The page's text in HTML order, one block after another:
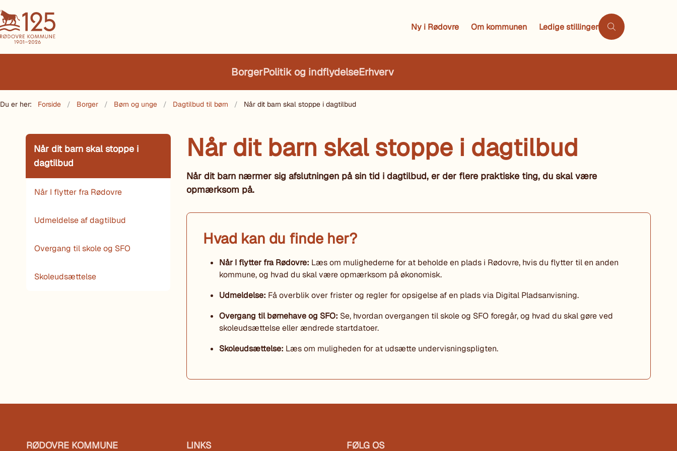
Ny i Rødovre Om kommunen Ledige stillinger
BorgerPolitik og indflydelseErhverv
Du er her: Forside Borger Børn og unge Dagtilbud til børn Når dit barn skal stoppe i dagtilbud
Når dit barn skal stoppe i
dagtilbud
Når I flytter fra Rødovre
Udmeldelse af dagtilbud
Overgang til skole og SFO
Skoleudsættelse
Når dit barn skal stoppe i dagtilbud
Når dit barn nærmer sig afslutningen på sin tid i dagtilbud, er der flere praktiske ting, du skal være
opmærksom på.
Hvad kan du finde her?
Når I flytter fra Rødovre: Læs om mulighederne for at beholde en plads i Rødovre, hvis du flytter til en anden
kommune, og hvad du skal være opmærksom på økonomisk.
Udmeldelse: Få overblik over frister og regler for opsigelse af en plads via Digital Pladsanvisning.
Overgang til børnehave og SFO: Se, hvordan overgangen til skole og SFO foregår, og hvad du skal gøre ved
skoleudsættelse eller ændrede startdatoer.
Skoleudsættelse: Læs om muligheden for at udsætte undervisningspligten.
RØDOVRE KOMMUNE LINKS FØLG OS